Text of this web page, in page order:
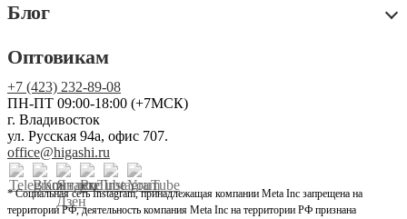
Блог
Оптовикам
+7 (423) 232-89-08
ПН-ПТ 09:00-18:00 (+7МСК)
г. Владивосток
ул. Русская 94а, офис 707.
office@higashi.ru
* Социальная сеть Instagram, принадлежащая компании Meta Inc запрещена на
территории РФ, деятельность компания Meta Inc на территории РФ признана